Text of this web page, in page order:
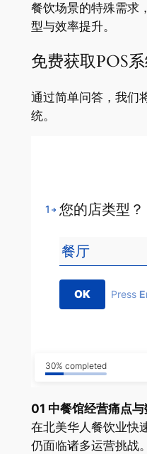
餐饮场景的特殊需求
型与效率提升。
免费获取POS
通过简单问答，我们
统。
1 您的店类型？
OK Press
30% completed
01 中餐馆经营痛点
在北美华人餐饮业快
仍面临诸多运营挑战